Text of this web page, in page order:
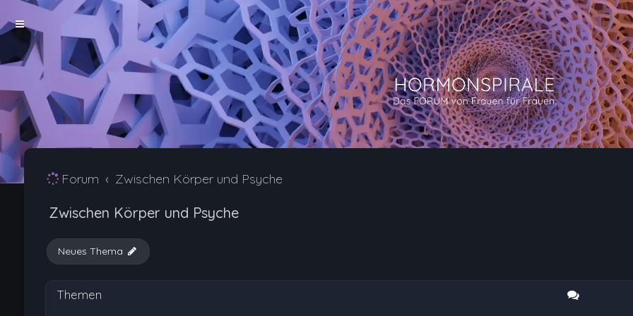
Forum Zwischen Körper und Psyche
Zwischen Körper und Psyche
Neues Thema
Themen